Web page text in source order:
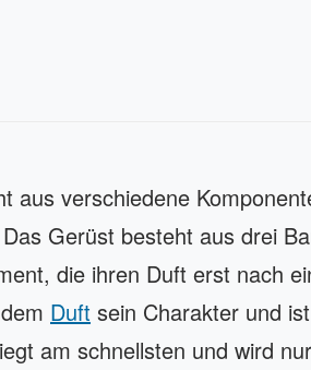
aus verschiedene
Gerüst besteht aus drei
die ihren Duft erst nach
Duft sein Charakter und
am schnellsten und wird